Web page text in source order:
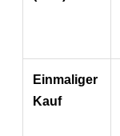
Einmaliger
Kauf